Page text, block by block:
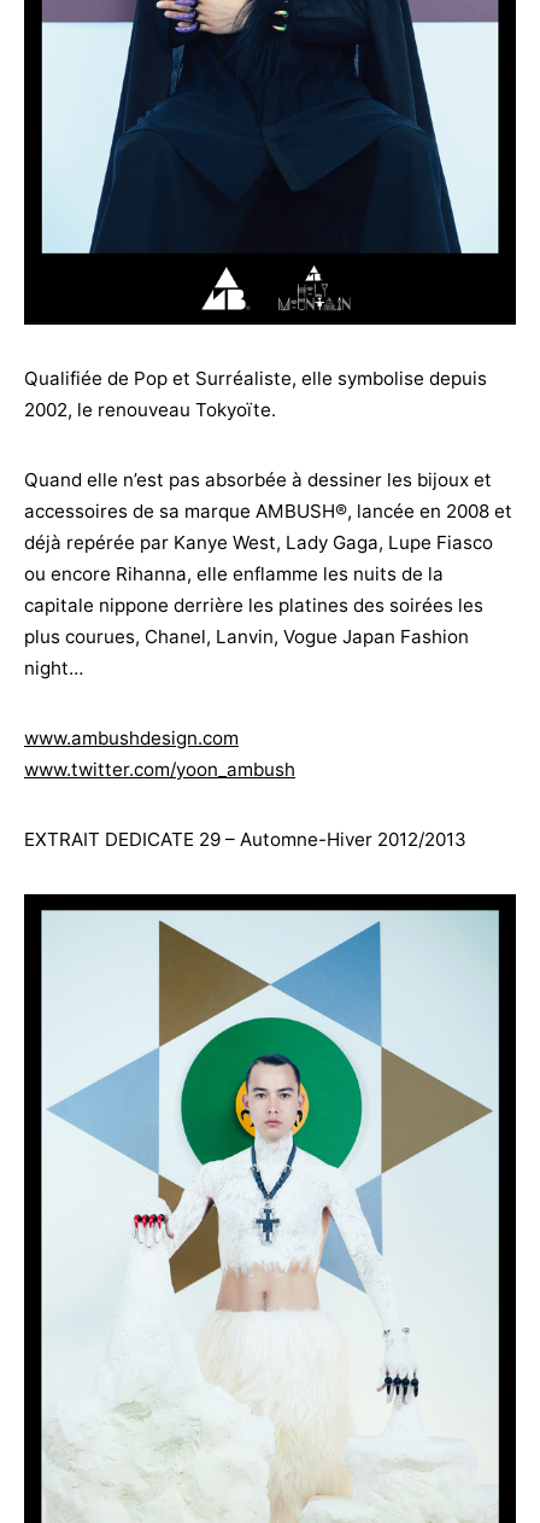
Qualifiée de Pop et Surréaliste, elle symbolise depuis
2002, le renouveau Tokyoïte.
Quand elle n’est pas absorbée à dessiner les bijoux et
accessoires de sa marque AMBUSH®, lancée en 2008 et
déjà repérée par Kanye West, Lady Gaga, Lupe Fiasco
ou encore Rihanna, elle enflamme les nuits de la
capitale nippone derrière les platines des soirées les
plus courues, Chanel, Lanvin, Vogue Japan Fashion
night…
www.ambushdesign.com
www.twitter.com/yoon_ambush
EXTRAIT DEDICATE 29 – Automne-Hiver 2012/2013